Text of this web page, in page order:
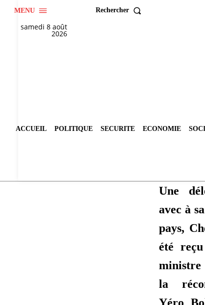
MENU Rechercher
samedi 8 août
2026
ACCUEIL POLITIQUE SECURITE ECONOMIE
Une
avec à
pays,
été
ministre
la